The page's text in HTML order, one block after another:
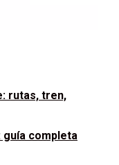
rutas, tren,
guía completa